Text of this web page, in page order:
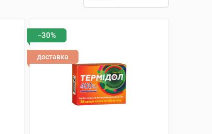
−30%
доставка